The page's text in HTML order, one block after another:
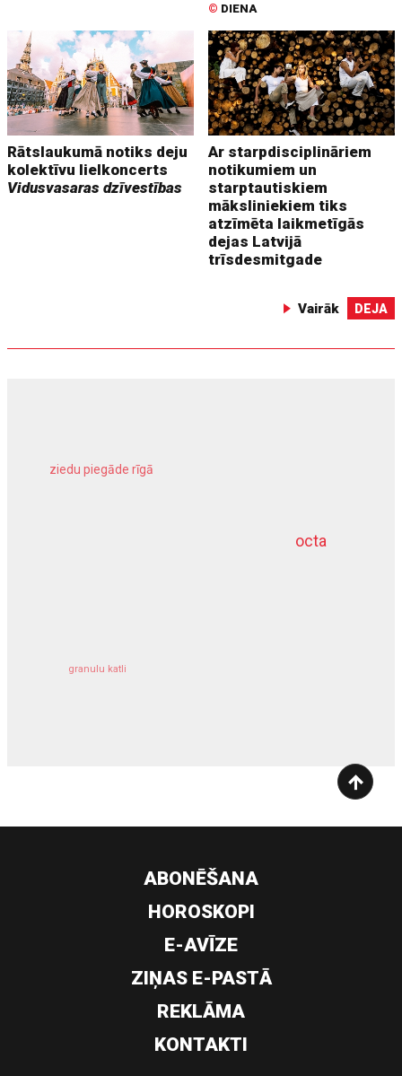
© DIENA
Rātslaukumā notiks deju
kolektīvu lielkoncerts
Vidusvasaras dzīvestības
Ar starpdisciplināriem
notikumiem un
starptautiskiem
māksliniekiem tiks
atzīmēta laikmetīgās
dejas Latvijā
trīsdesmitgade
Vairāk DEJA
octa
ziedu piegāde rīgā
granulu katli
dziļurbums
ABONĒŠANA
HOROSKOPI
E-AVĪZE
ZIŅAS E-PASTĀ
REKLĀMA
KONTAKTI